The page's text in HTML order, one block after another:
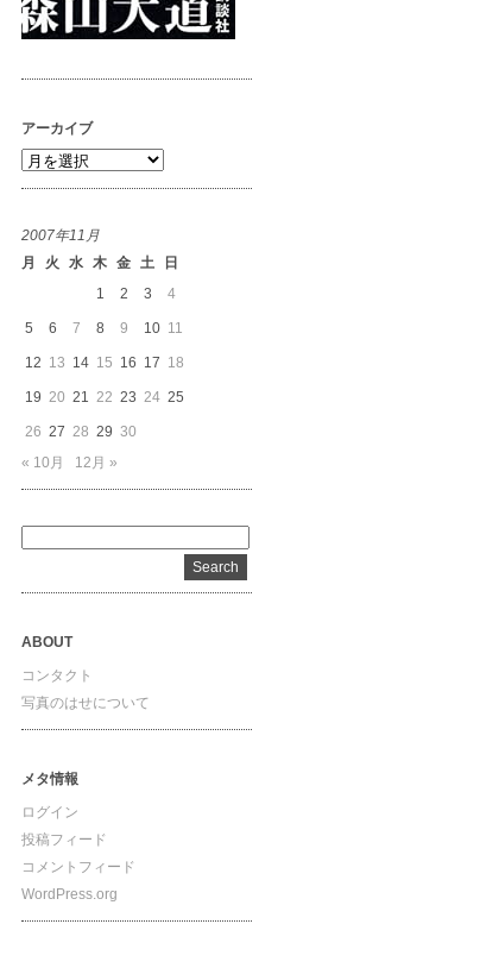
アーカイブ
ア
ー
イ
ブ
2007年11月
月
火 水 木 金 土
日
1
2 3 4
5 6 7 8 9 10 11
12 13 14 15 16 17 18
19 20 21 22 23 24 25
26 27 28 29 30
« 10月
12月 »
ABOUT
コンタクト
写真のはせについて
メタ情報
ログイン
投稿フィード
コメントフィード
WordPress.org